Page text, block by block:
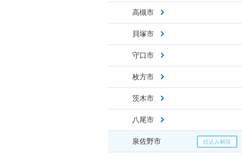
高槻市
貝塚市
守口市
枚方市
茨木市
八尾市
泉佐野市